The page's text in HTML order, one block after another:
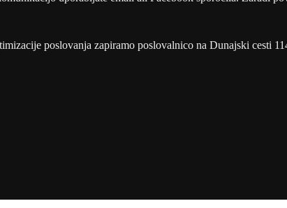
poslovanja zapiramo poslovalnico na Dunajski cesti